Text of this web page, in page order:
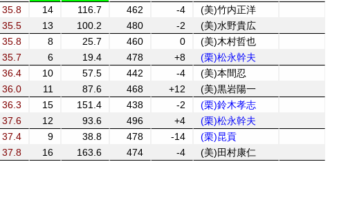
35.8 14 116.7 462 -4
(美)竹内正洋
35.5 13 100.2 480 -2
(美)水野貴広
35.8 8 25.7 460 0
(美)木村哲也
35.7 6 19.4 478 +8
(栗)松永幹夫
36.4 10 57.5 442 -4
(美)本間忍
36.0 11 87.6 468 +12
(美)黒岩陽一
36.3 15 151.4 438 -2
(栗)鈴木孝志
37.6 12 93.6 496 +4
(栗)松永幹夫
37.4 9 38.8 478 -14
(栗)昆貢
37.8 16 163.6 474 -4 (美)田村康仁